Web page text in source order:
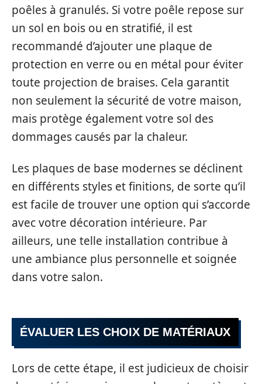
poêles à granulés. Si votre poêle repose sur
un sol en bois ou en stratifié, il est
recommandé d’ajouter une plaque de
protection en verre ou en métal pour éviter
toute projection de braises. Cela garantit
non seulement la sécurité de votre maison,
mais protège également votre sol des
dommages causés par la chaleur.
Les plaques de base modernes se déclinent
en différents styles et finitions, de sorte qu’il
est facile de trouver une option qui s’accorde
avec votre décoration intérieure. Par
ailleurs, une telle installation contribue à
une ambiance plus personnelle et soignée
dans votre salon.
ÉVALUER LES CHOIX DE MATÉRIAUX
Lors de cette étape, il est judicieux de choisir